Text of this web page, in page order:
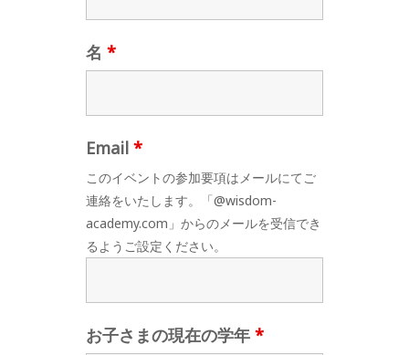
名 *
Email *
このイベントの参加要項はメールにてご
連絡をいたします。「@wisdom-
academy.com」からのメールを受信でき
るようご設定ください。
お子さまの現在の学年 *